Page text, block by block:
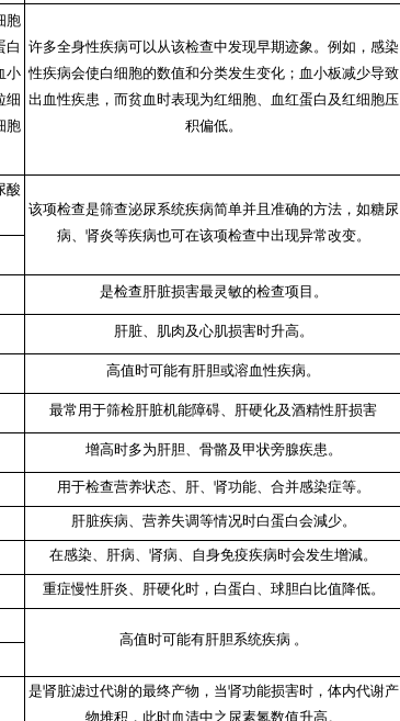
胞
白
小
细
胞
许多全身性疾病可以从该检查中发现早期迹象。例如，感染
性疾病会使白细胞的数值和分类发生变化；血小板减少导致
出血性疾患，而贫血时表现为红细胞、血红蛋白及红细胞压
积偏低。
酸
该项检查是筛查泌尿系统疾病简单并且准确的方法，如糖尿
病、肾炎等疾病也可在该项检查中出现异常改变。
是检查肝脏损害最灵敏的检查项目。
肝脏、肌肉及心肌损害时升高。
高值时可能有肝胆或溶血性疾病。
最常用于筛检肝脏机能障碍、肝硬化及酒精性肝损害
增高时多为肝胆、骨骼及甲状旁腺疾患。
用于检查营养状态、肝、肾功能、合并感染症等。
肝脏疾病、营养失调等情况时白蛋白会減少。
在感染、肝病、肾病、自身免疫疾病时会发生增減。
重症慢性肝炎、肝硬化时，白蛋白、球胆白比值降低。
高值时可能有肝胆系统疾病 。
是肾脏滤过代谢的最终产物，当肾功能损害时，体内代谢产
物堆积，此时血清中之尿素氮数值升高。